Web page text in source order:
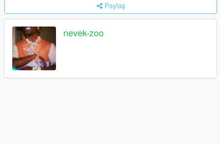
Paylaş
nevek-zoo